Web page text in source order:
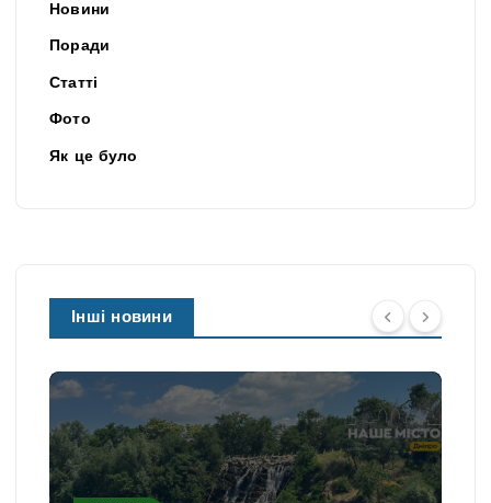
Новини
Поради
Статті
Фото
Як це було
Інші новини